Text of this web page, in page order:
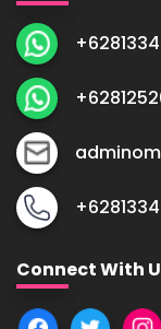
Connect With